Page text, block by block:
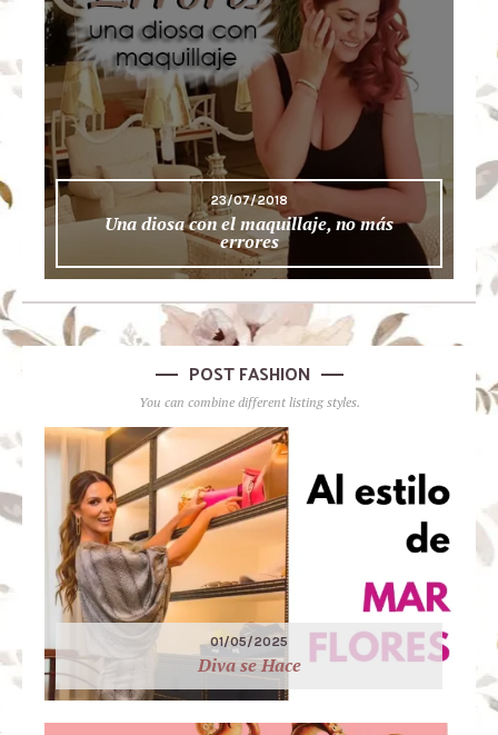
23/07/2018
Una diosa con el maquillaje, no más
errores
POST FASHION
You can combine different listing styles.
01/05/2025
Diva se Hace